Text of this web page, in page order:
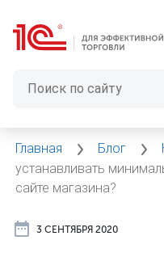
Главная Блог
устанавливать
сайте магазина?
3 СЕНТЯБРЯ 2020